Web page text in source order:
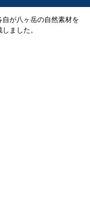
が八ヶ岳の自然素材を
ました。